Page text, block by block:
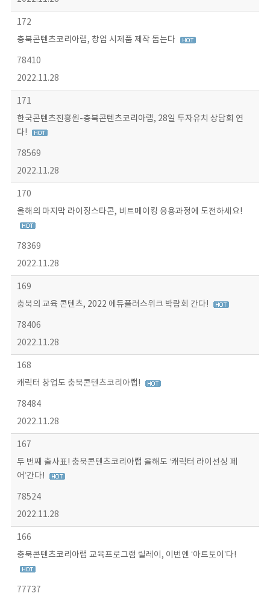
172
충북콘텐츠코리아랩, 창업 시제품 제작 돕는다
78410
2022.11.28
171
한국콘텐츠진흥원-충북콘텐츠코리아랩, 28일 투자유치 상담회 연
다!
78569
2022.11.28
170
올해의 마지막 라이징스타콘, 비트메이킹 응용과정에 도전하세요!
78369
2022.11.28
169
충북의 교육 콘텐츠, 2022 에듀플러스위크 박람회 간다!
78406
2022.11.28
168
캐릭터 창업도 충북콘텐츠코리아랩!
78484
2022.11.28
167
두 번째 출사표! 충북콘텐츠코리아랩 올해도 ‘캐릭터 라이선싱 페
어’간다!
78524
2022.11.28
166
충북콘텐츠코리아랩 교육프로그램 릴레이, 이번엔 ‘아트토이’다!
77737